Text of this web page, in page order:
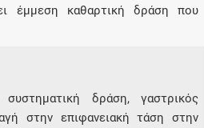
έμμεση καθαρτική δράση που
δράση, γαστρικός
στην επιφανειακή τάση στην